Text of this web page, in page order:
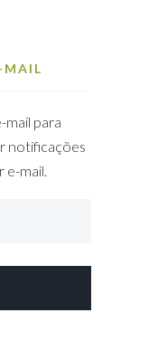
MAIL
mail para
notificações
e-mail.